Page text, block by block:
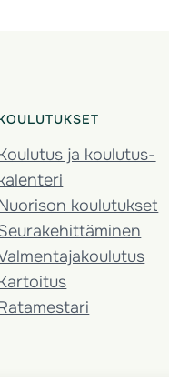
ja koulutus­
koulutukset